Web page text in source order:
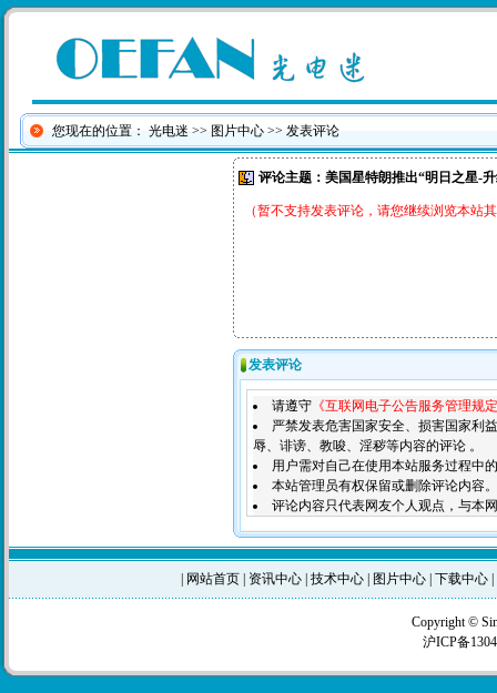
您现在的位置： 光电迷 >> 图片中心 >> 发表评论
评论主题：美国星特朗推出“明日之星-
（暂不支持发表评论，请您继续浏览本站
发表评论
请遵守 《互联网电子公告服务管理规
严禁发表危害国家安全、损害国家利
辱、诽谤、教唆、淫秽等内容的评论 。
用户需对自己在使用本站服务过程中
本站管理员有权保留或删除评论内容。
评论内容只代表网友个人观点，与本
网站首页 资讯中心 技术中心 图片中心 下载中心
Copyright ©
沪ICP备